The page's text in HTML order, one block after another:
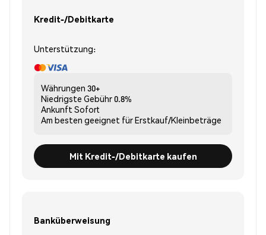
Kredit-/Debitkarte
Unterstützung:
Währungen 30+
Niedrigste Gebühr0.8%
Ankunft Sofort
Am besten geeignet fürErstkauf/Kleinbeträge
Mit Kredit-/Debitkarte kaufen
Banküberweisung